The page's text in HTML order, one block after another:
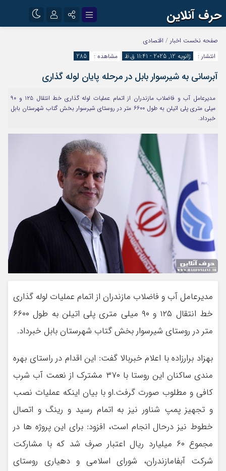
حرف آنلاین
اینستاگرام
آپارات
رمز عبور
مرا به خاطر بسپار
صفحه نخست اخبار / اقتصادی
انتشار :
ژانویه 12, 2025 - 11:41 ق.ظ مشاهده : 285
آبرسانی به شیرسوار بابل در مرحله پایان لوله گذاری
مدیرعامل آب و فاضلاب مازندران از اتمام عملیات لوله گذاری خط انتقال ۱۲۵ و ۹۰
میلی متری پلی اتیلن به طول ۶۶۰۰ متر در روستای شیرسوار بخش گتاب شهرستان بابل
خبرداد.
مدیرعامل آب و فاضلاب مازندران از اتمام عملیات لوله گذاری
خط انتقال ۱۲۵ و ۹۰ میلی متری پلی اتیلن به طول ۶۶۰۰
متر در روستای شیرسوار بخش گتاب شهرستان بابل خبرداد.
بهزاد برارزاده با اعلام خبربالا گفت: این اقدام در راستای بهره
مندی ساکنان این روستا با ۳۷۰ مشترک از نعمت آب شرب
کافی و مطلوب صورت گرفت.او با بیان اینکه عملیات نصب
و تجهیز پمپ شناور نیز به اتمام رسید و رینگ و اتصال
خطوط نیز درحال انجام است، افزود: برای این پروژه ها در
مجموع ۶۰ میلیارد ریال اعتبار صرف شد که با مشارکت
شرکت آبفامازندران، شورای اسلامی و دهیاری روستای